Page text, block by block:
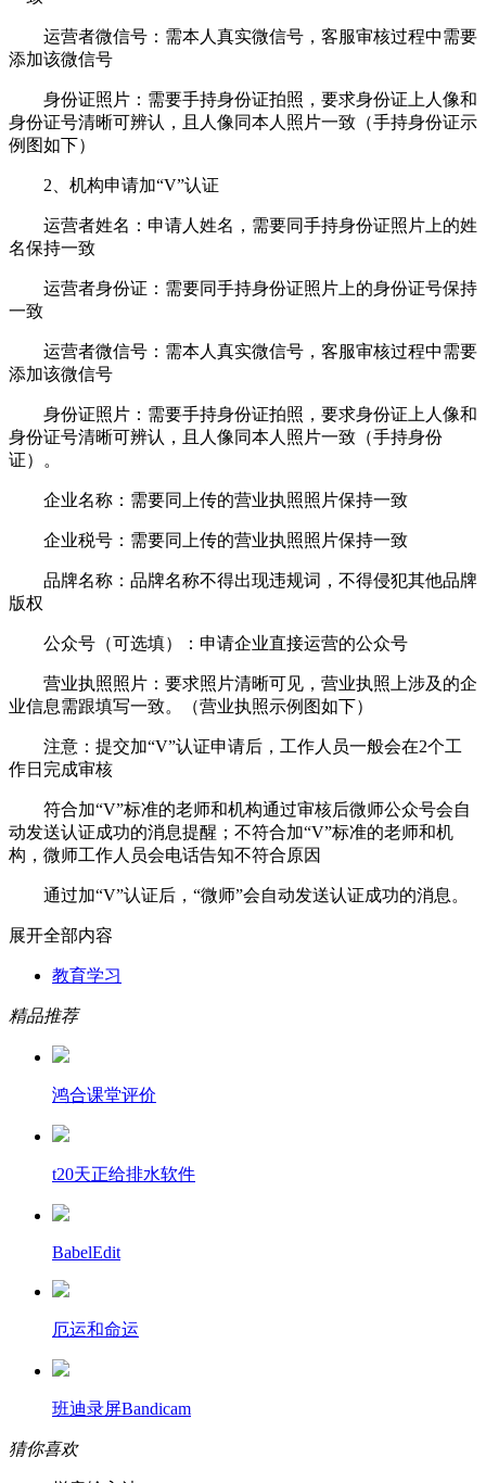
运营者微信号：需本人真实微信号，客服审核过程中需要
添加该微信号
身份证照片：需要手持身份证拍照，要求身份证上人像和
身份证号清晰可辨认，且人像同本人照片一致（手持身份证示
例图如下）
2、机构申请加“V”认证
运营者姓名：申请人姓名，需要同手持身份证照片上的姓
名保持一致
运营者身份证：需要同手持身份证照片上的身份证号保持
一致
运营者微信号：需本人真实微信号，客服审核过程中需要
添加该微信号
身份证照片：需要手持身份证拍照，要求身份证上人像和
身份证号清晰可辨认，且人像同本人照片一致（手持身份
证）。
企业名称：需要同上传的营业执照照片保持一致
企业税号：需要同上传的营业执照照片保持一致
品牌名称：品牌名称不得出现违规词，不得侵犯其他品牌
版权
公众号（可选填）：申请企业直接运营的公众号
营业执照照片：要求照片清晰可见，营业执照上涉及的企
业信息需跟填写一致。（营业执照示例图如下）
注意：提交加“V”认证申请后，工作人员一般会在2个工
作日完成审核
符合加“V”标准的老师和机构通过审核后微师公众号会自
动发送认证成功的消息提醒；不符合加“V”标准的老师和机
构，微师工作人员会电话告知不符合原因
通过加“V”认证后，“微师”会自动发送认证成功的消息。
展开全部内容
教育学习
精品推荐
鸿合课堂评价
t20天正给排水软件
BabelEdit
厄运和命运
班迪录屏Bandicam
猜你喜欢